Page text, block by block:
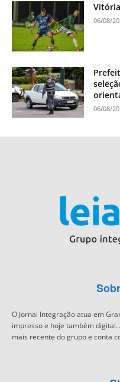
06/08/
06/08/
O Jornal Integração atua em
impresso e hoje também
mais recente do grupo e conta